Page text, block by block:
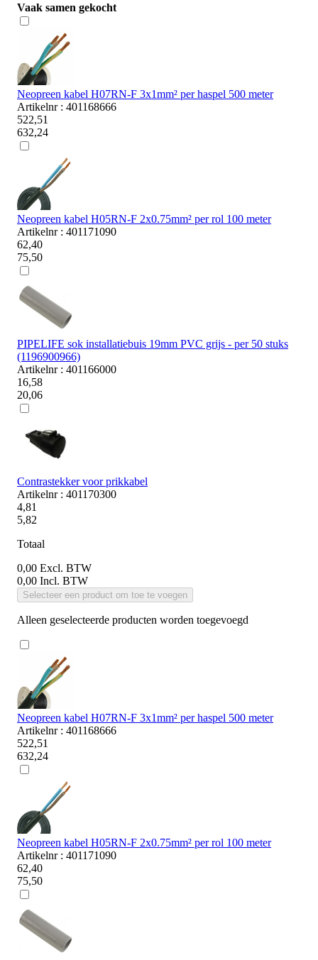
Vaak samen gekocht
Neopreen kabel H07RN-F 3x1mm² per haspel 500 meter
Artikelnr : 401168666
522,51
632,24
Neopreen kabel H05RN-F 2x0.75mm² per rol 100 meter
Artikelnr : 401171090
62,40
75,50
PIPELIFE sok installatiebuis 19mm PVC grijs - per 50 stuks
(1196900966)
Artikelnr : 401166000
16,58
20,06
Contrastekker voor prikkabel
Artikelnr : 401170300
4,81
5,82
Totaal
0,00 Excl. BTW
0,00 Incl. BTW
Selecteer een product om toe te voegen
Alleen geselecteerde producten worden toegevoegd
Neopreen kabel H07RN-F 3x1mm² per haspel 500 meter
Artikelnr : 401168666
522,51
632,24
Neopreen kabel H05RN-F 2x0.75mm² per rol 100 meter
Artikelnr : 401171090
62,40
75,50